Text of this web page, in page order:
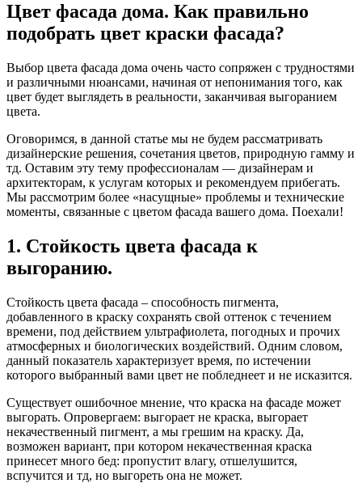
Цвет фасада дома. Как правильно
подобрать цвет краски фасада?
Выбор цвета фасада дома очень часто сопряжен с трудностями
и различными нюансами, начиная от непонимания того, как
цвет будет выглядеть в реальности, заканчивая выгоранием
цвета.
Оговоримся, в данной статье мы не будем рассматривать
дизайнерские решения, сочетания цветов, природную гамму и
тд. Оставим эту тему профессионалам — дизайнерам и
архитекторам, к услугам которых и рекомендуем прибегать.
Мы рассмотрим более «насущные» проблемы и технические
моменты, связанные с цветом фасада вашего дома. Поехали!
1. Стойкость цвета фасада к
выгоранию.
Стойкость цвета фасада – способность пигмента,
добавленного в краску сохранять свой оттенок с течением
времени, под действием ультрафиолета, погодных и прочих
атмосферных и биологических воздействий. Одним словом,
данный показатель характеризует время, по истечении
которого выбранный вами цвет не побледнеет и не исказится.
Существует ошибочное мнение, что краска на фасаде может
выгорать. Опровергаем: выгорает не краска, выгорает
некачественный пигмент, а мы грешим на краску. Да,
возможен вариант, при котором некачественная краска
принесет много бед: пропустит влагу, отшелушится,
вспучится и тд, но выгореть она не может.